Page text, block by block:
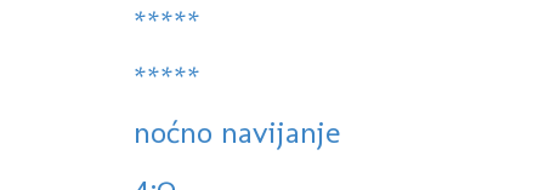
*****
*****
noćno navijanje